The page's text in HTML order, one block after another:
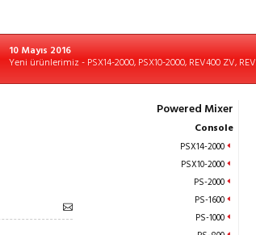
10 Mayıs 2016
Yeni ürünlerimiz - PSX14-2000, PSX10-2000, REV400 ZV,
Powered Mixer
Console
PSX14-2000
PSX10-2000
PS-2000
PS-1600
PS-1000